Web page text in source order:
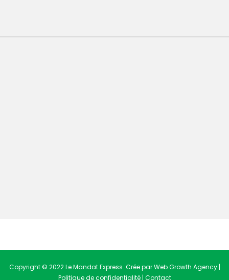
Copyright © 2022 Le Mandat Express. Crée par Web Growth Agency |
Politique de confidentialité| Contact